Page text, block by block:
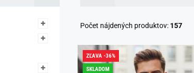
Počet nájdených produktov: 157
ZĽAVA -36%
SKLADOM